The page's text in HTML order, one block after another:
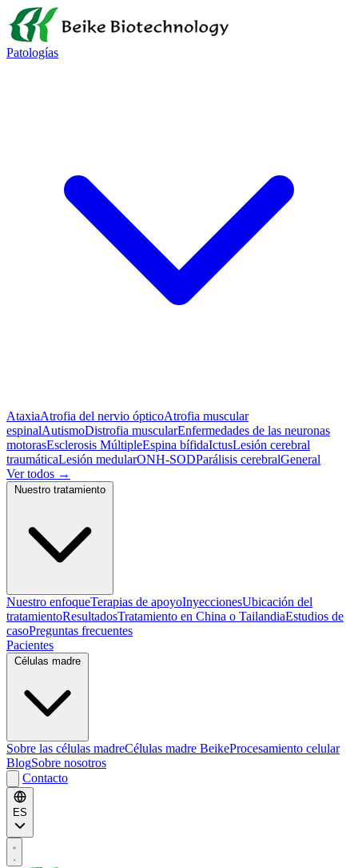
Patologías
AtaxiaAtrofia del nervio ópticoAtrofia muscular
espinalAutismoDistrofia muscularEnfermedades de las neuronas
motorasEsclerosis MúltipleEspina bífidaIctusLesión cerebral
traumáticaLesión medularONH-SODParálisis cerebralGeneral
Ver todos →
Nuestro enfoqueTerapias de apoyoInyeccionesUbicación del
tratamientoResultadosTratamiento en China o TailandiaEstudios de
casoPreguntas frecuentes
Pacientes
Sobre las células madreCélulas madre BeikeProcesamiento celular
BlogSobre nosotros
Contacto
ES